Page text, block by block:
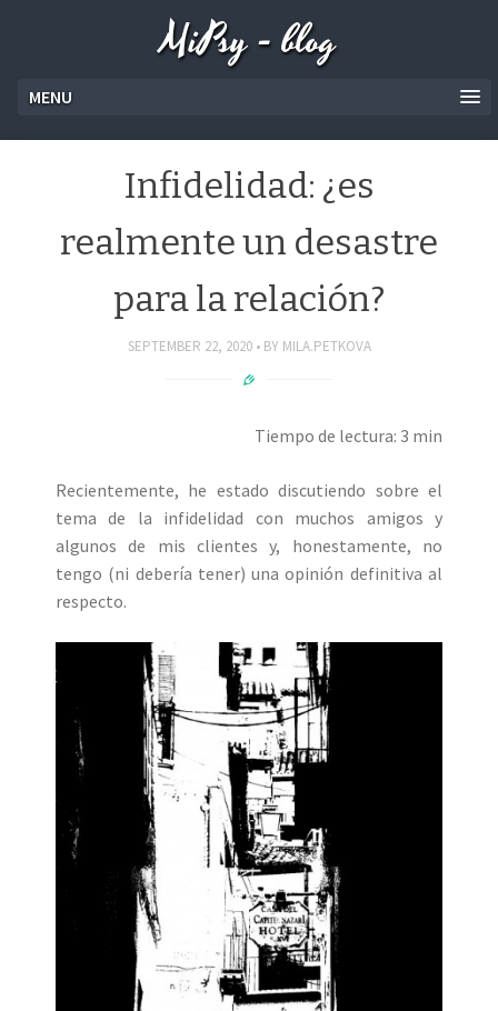
MiPsy - blog
MENU
Infidelidad: ¿es
realmente un desastre
para la relación?
SEPTEMBER 22, 2020 BY MILA.PETKOVA
Tiempo de lectura: 3 min
Recientemente, he estado discutiendo sobre el
tema de la infidelidad con muchos amigos y
algunos de mis clientes y, honestamente, no
tengo (ni debería tener) una opinión definitiva al
respecto.